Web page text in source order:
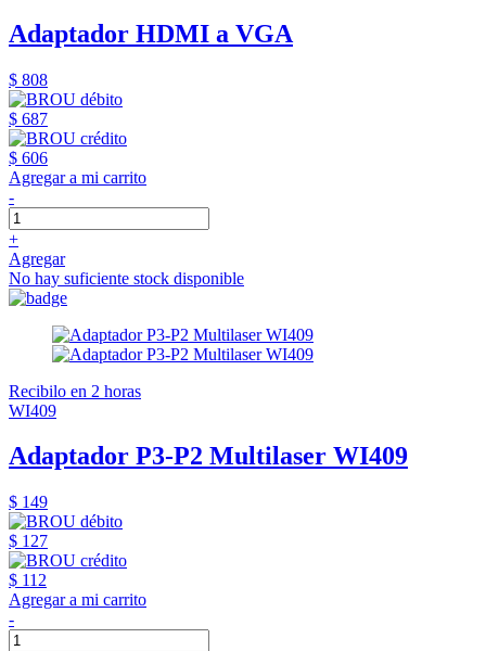
Adaptador HDMI a VGA
$ 808
$ 687
$ 606
Agregar a mi carrito
-
+
Agregar
No hay suficiente stock disponible
Recibilo en 2 horas
WI409
Adaptador P3-P2 Multilaser WI409
$ 149
$ 127
$ 112
Agregar a mi carrito
-